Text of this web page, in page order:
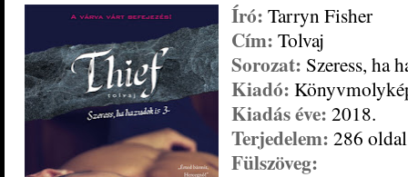
Író: Tarryn Fisher
Cím: Tolvaj
Sorozat: Szeress, ha
Kiadó:
Kiadás éve: 2018.
Terjedelem: 286 oldal
Fülszöveg: